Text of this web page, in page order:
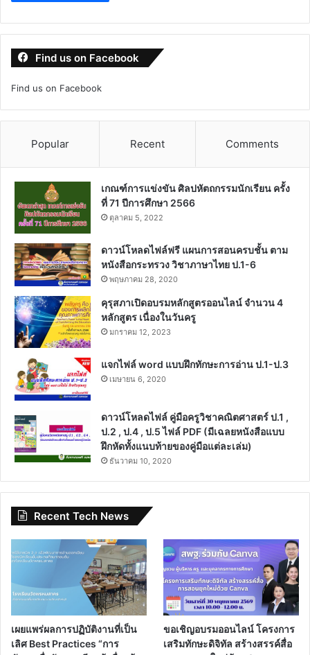
Find us on Facebook
Find us on Facebook
Popular Recent Comments
เกณฑ์การแข่งขัน ศิลปหัตถกรรมนักเรียน ครั้ง
ที่ 71 ปีการศึกษา 2566
ตุลาคม 5, 2022
ดาวน์โหลดไฟล์ฟรี แผนการสอนครบชั้น ตาม
หนังสือกระทรวง วิชาภาษาไทย ป.1-6
พฤษภาคม 28, 2020
คุรุสภาเปิดอบรมหลักสูตรออนไลน์ จำนวน 4
หลักสูตร เนื่องในวันครู
มกราคม 12, 2023
แจกไฟล์ word แบบฝึกทักษะการอ่าน ป.1-ป.3
เมษายน 6, 2020
ดาวน์โหลดไฟล์ คู่มือครูวิชาคณิตศาสตร์ ป.1 ,
ป.2 , ป.4 , ป.5 ไฟล์ PDF (มีเฉลยหนังสือแบบ
ฝึกหัดทั้งแนบท้ายของคู่มือแต่ละเล่ม)
ธันวาคม 10, 2020
Recent Tech News
เผยแพร่ผลการปฏิบัติงานที่เป็น
เลิศ Best Practices “การ
ขอเชิญอบรมออนไลน์ โครงการ
เสริมทักษะดิจิทัล สร้างสรรค์สื่อ